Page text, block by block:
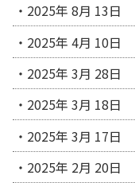
2025年 8月 13日
2025年 4月 10日
2025年 3月 28日
2025年 3月 18日
2025年 3月 17日
2025年 2月 20日